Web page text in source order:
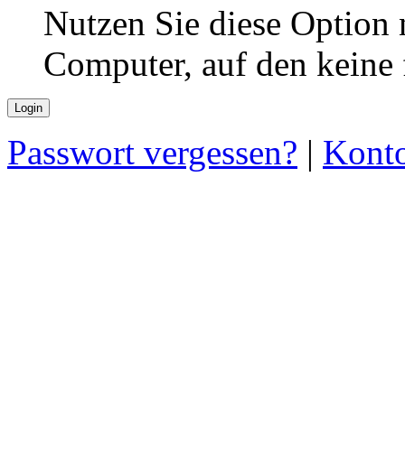
Nutzen Sie diese
Computer, auf den
Passwort vergessen? |